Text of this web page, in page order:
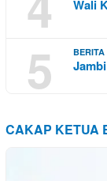
Wali
5 BERITA
CAKAP KETUA